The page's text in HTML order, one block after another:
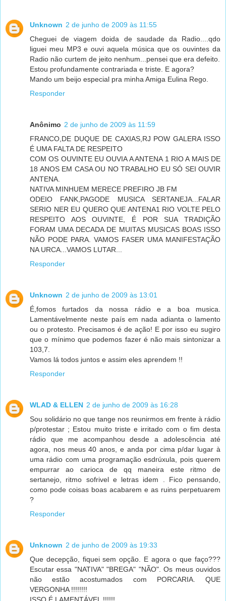
Unknown 2 de junho de 2009 às 11:55
Cheguei de viagem doida de saudade da Radio....qdo
liguei meu MP3 e ouvi aquela música que os ouvintes da
Radio não curtem de jeito nenhum...pensei que era defeito.
Estou profundamente contrariada e triste. E agora?
Mando um beijo especial pra minha Amiga Eulina Rego.
Responder
Anônimo 2 de junho de 2009 às 11:59
FRANCO,DE DUQUE DE CAXIAS,RJ POW GALERA ISSO
É UMA FALTA DE RESPEITO
COM OS OUVINTE EU OUVIA A ANTENA 1 RIO A MAIS DE
18 ANOS EM CASA OU NO TRABALHO EU SÓ SEI OUVIR
ANTENA.
NATIVA MINHUEM MERECE PREFIRO JB FM
ODEIO FANK,PAGODE MUSICA SERTANEJA...FALAR
SERIO NER EU QUERO QUE ANTENA1 RIO VOLTE PELO
RESPEITO AOS OUVINTE, É POR SUA TRADIÇÃO
FORAM UMA DECADA DE MUITAS MUSICAS BOAS ISSO
NÃO PODE PARA. VAMOS FASER UMA MANIFESTAÇÃO
NA URCA...VAMOS LUTAR...
Responder
Unknown 2 de junho de 2009 às 13:01
É,fomos furtados da nossa rádio e a boa musica.
Lamentávelmente neste país em nada adianta o lamento
ou o protesto. Precisamos é de ação! E por isso eu sugiro
que o mínimo que podemos fazer é não mais sintonizar a
103,7.
Vamos lá todos juntos e assim eles aprendem !!
Responder
WLAD & ELLEN 2 de junho de 2009 às 16:28
Sou solidário no que tange nos reunirmos em frente à rádio
p/protestar ; Estou muito triste e irritado com o fim desta
rádio que me acompanhou desde a adolescência até
agora, nos meus 40 anos, e anda por cima p/dar lugar à
uma rádio com uma programação esdrúxula, pois querem
empurrar ao carioca de qq maneira este ritmo de
sertanejo, ritmo sofrivel e letras idem . Fico pensando,
como pode coisas boas acabarem e as ruins perpetuarem
?
Responder
Unknown 2 de junho de 2009 às 19:33
Que decepção, fiquei sem opção. E agora o que faço???
Escutar essa "NATIVA" "BREGA" "NÃO". Os meus ouvidos
não estão acostumados com PORCARIA. QUE
VERGONHA !!!!!!!!